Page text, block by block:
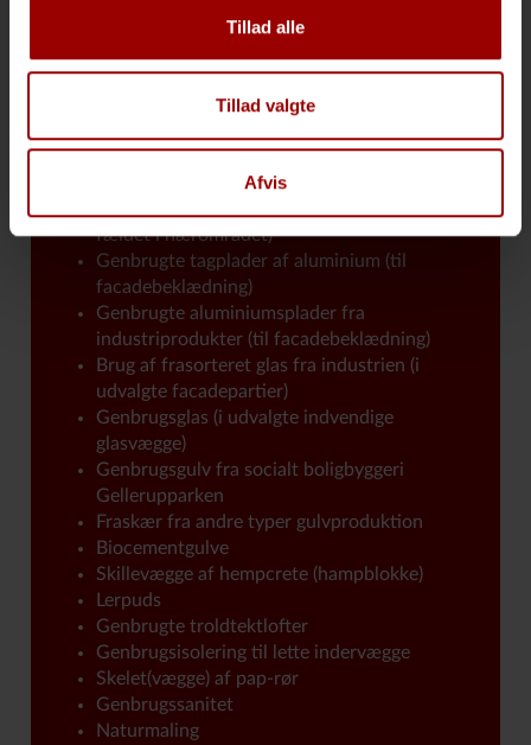
Tillad alle
Tillad valgte
Afvis
Udtjente vindmøllevinger (til
Gamle renoverede netto-lamper (til
størstedelen af grundbelysning i bygningen)
til brug for akustiklofter
Adoptivtræer i landskabet (genplantning af
fældet i nærområdet)
Genbrugte tagplader af aluminium (til
facadebeklædning)
Genbrugte aluminiumsplader fra
industriprodukter (til facadebeklædning)
Brug af frasorteret glas fra industrien (i
udvalgte facadepartier)
Genbrugsglas (i udvalgte indvendige
glasvægge)
Genbrugsgulv fra socialt boligbyggeri
Gellerupparken
Fraskær fra andre typer gulvproduktion
Biocementgulve
Skillevægge af hempcrete (hampblokke)
Lerpuds
Genbrugte troldtektlofter
Genbrugsisolering til lette indervægge
Skelet(vægge) af pap-rør
Genbrugssanitet
Naturmaling